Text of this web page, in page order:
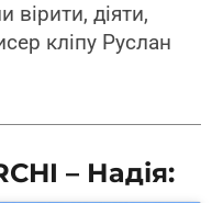
вірити, діяти,
кліпу Руслан
– Надія: